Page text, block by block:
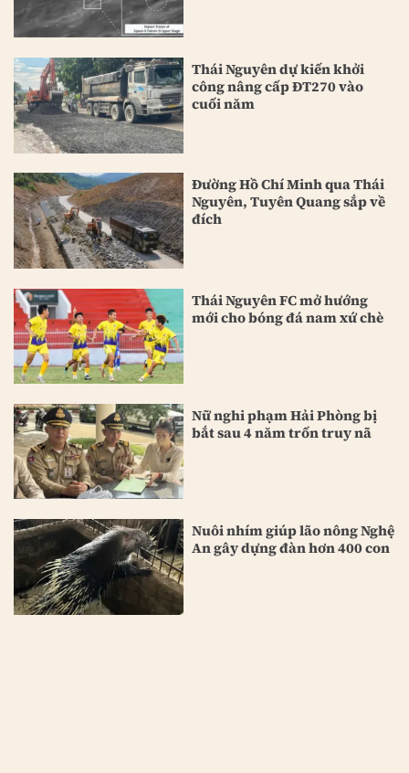
Thái Nguyên dự kiến khởi
công nâng cấp ĐT270 vào
cuối năm
Đường Hồ Chí Minh qua Thái
Nguyên, Tuyên Quang sắp về
đích
Thái Nguyên FC mở hướng
mới cho bóng đá nam xứ chè
Nữ nghi phạm Hải Phòng bị
bắt sau 4 năm trốn truy nã
Nuôi nhím giúp lão nông Nghệ
An gây dựng đàn hơn 400 con